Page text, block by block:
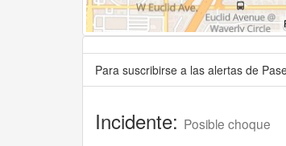
Para suscribirse a las alertas de
Incidente: Posible choque